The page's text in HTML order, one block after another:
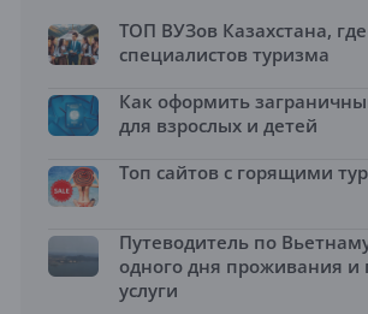
ТОП ВУЗов Казахстана,
специалистов туризма
Как оформить
для взрослых и детей
Топ сайтов с горящими
Путеводитель по
одного дня проживания и
услуги